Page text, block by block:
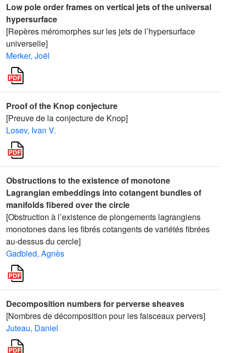
Low pole order frames on vertical jets of the universal
hypersurface
[Repères méromorphes sur les jets de l’hypersurface
universelle]
Merker, Joël
Proof of the Knop conjecture
[Preuve de la conjecture de Knop]
Losev, Ivan V.
Obstructions to the existence of monotone
Lagrangian embeddings into cotangent bundles of
manifolds fibered over the circle
[Obstruction à l’existence de plongements lagrangiens
monotones dans les fibrés cotangents de variétés fibrées
au-dessus du cercle]
Gadbled, Agnès
Decomposition numbers for perverse sheaves
[Nombres de décomposition pour les faisceaux pervers]
Juteau, Daniel